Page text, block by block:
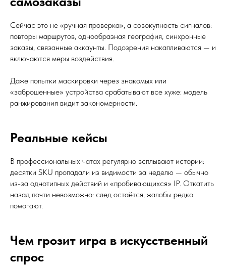
Сейчас это не «ручная проверка», а совокупность сигналов:
повторы маршрутов, однообразная география, синхронные
заказы, связанные аккаунты. Подозрения накапливаются — и
включаются меры воздействия.
Даже попытки маскировки через знакомых или
«заброшенные» устройства срабатывают все хуже: модель
ранжирования видит закономерности.
Реальные кейсы
В профессиональных чатах регулярно всплывают истории:
десятки SKU пропадали из видимости за неделю — обычно
из-за однотипных действий и «пробивающихся» IP. Откатить
назад почти невозможно: след остаётся, жалобы редко
помогают.
Чем грозит игра в искусственный
спрос